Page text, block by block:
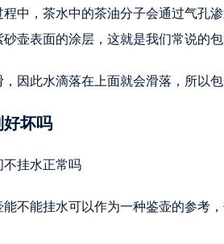
程中，茶水中的茶油分子会通过气孔
壶表面的涂层，这就是我们常说的包
因此水滴落在上面就会滑落，所以
好坏吗
不能挂水可以作为一种鉴壶的参考